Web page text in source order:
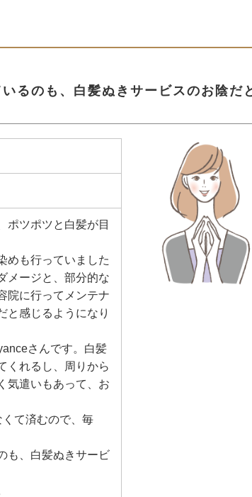
るのも、白髪ぬきサービスのお陰だ
ポツポツと白髪が目
めも行っていました
メージと、部分的な
院に行ってメンテナ
と感じるようになり
さんです。白髪
くれるし、周りから
気遣いもあって、お
て済むので、毎
も、白髪ぬきサービ